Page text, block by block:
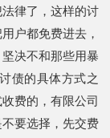
律了，这样的讨
户都免费进去，
决不和那些用暴
债的具体方式之
费的，有限公司
要选择，先交费